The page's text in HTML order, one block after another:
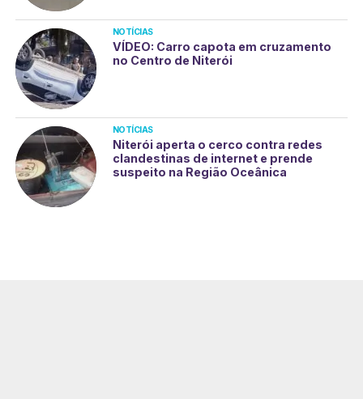
NOTÍCIAS
VÍDEO: Carro capota em cruzamento
no Centro de Niterói
NOTÍCIAS
Niterói aperta o cerco contra redes
clandestinas de internet e prende
suspeito na Região Oceânica